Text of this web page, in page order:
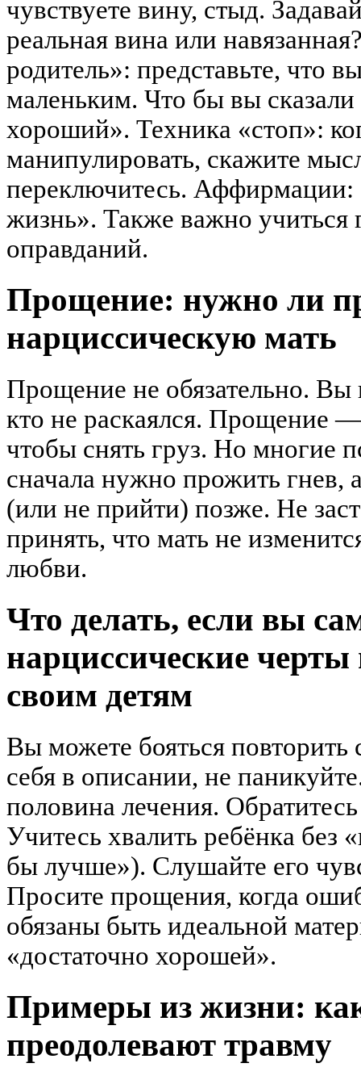
чувствуете вину, стыд.
реальная вина или
родитель»: представьте, что
маленьким. Что бы вы
хороший». Техника «стоп»:
манипулировать, скажите
переключитесь.
жизнь». Также важно учиться
оправданий.
Прощение: нужно ли
нарциссическую мать
Прощение не обязательно. Вы
кто не раскаялся. Прощение —
чтобы снять груз. Но многие
сначала нужно прожить
(или не прийти) позже. Не
принять, что мать не
любви.
Что делать, если вы
нарциссические
своим детям
Вы можете бояться повторить
себя в описании, не
половина лечения.
Учитесь хвалить ребёнка без
бы лучше»). Слушайте его
Просите прощения, когда
обязаны быть идеальной
«достаточно хорошей».
Примеры из жизни:
преодолевают травму